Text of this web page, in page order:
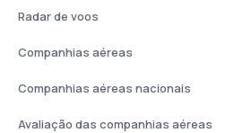
Radar de voos
Companhias aéreas
Companhias aéreas nacionais
Avaliação das companhias aéreas